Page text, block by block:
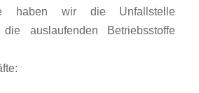
haben wir die Unfallstelle
auslaufenden Betriebsstoffe